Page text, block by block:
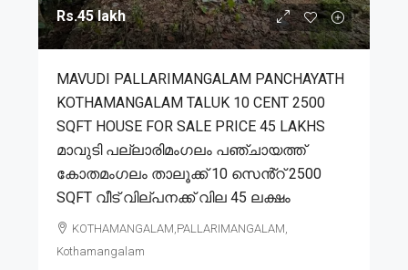
Rs.45 lakh
MAVUDI PALLARIMANGALAM PANCHAYATH
KOTHAMANGALAM TALUK 10 CENT 2500
SQFT HOUSE FOR SALE PRICE 45 LAKHS
മാവുടി പല്ലാരിമംഗലം പഞ്ചായത്ത്
കോതമംഗലം താലൂക്ക് 10 സെൻ്റ് 2500
SQFT വീട് വില്പനക്ക് വില 45 ലക്ഷം
KOTHAMANGALAM,PALLARIMANGALAM,
Kothamangalam